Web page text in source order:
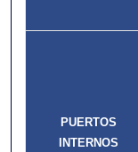
PUERTOS
INTERNOS